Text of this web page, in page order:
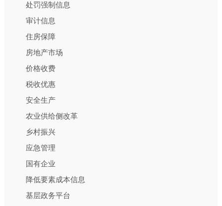
处罚强制信息
审计信息
住房保障
房地产市场
价格收费
税收优惠
安全生产
农业供给侧改革
乡村振兴
应急管理
国有企业
降低要素成本信息
基层政务平台